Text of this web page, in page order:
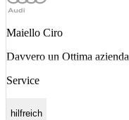
Maiello Ciro
Davvero un Ottima azienda
Service
hilfreich